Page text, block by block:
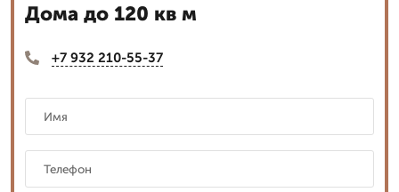
Дома до 120 кв м
+7 932 210-55-37